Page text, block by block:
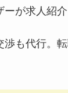
ーが求人紹
渉も代行。